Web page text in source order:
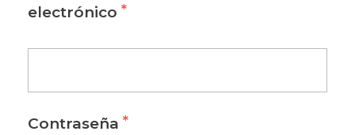
electrónico *
Contraseña *